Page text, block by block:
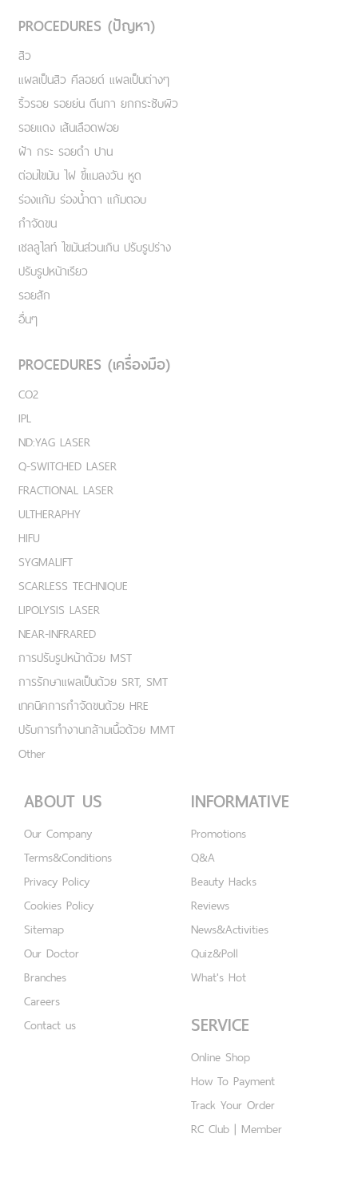
PROCEDURES (ปัญหา)
สิว
แผลเป็นสิว คีลอยด์ แผลเป็นต่างๆ
ริ้วรอย รอยย่น ตีนกา ยกกระชับผิว
รอยแดง เส้นเลือดฟอย
ฝ้า กระ รอยดำ ปาน
ต่อมไขมัน ไฝ ขี้แมลงวัน หูด
ร่องแก้ม ร่องน้ำตา แก้มตอบ
กำจัดขน
เชลลูไลท์ ไขมันส่วนเกิน ปรับรูปร่าง
ปรับรูปหน้าเรียว
รอยสัก
อื่นๆ
PROCEDURES (เครื่องมือ)
CO2
IPL
ND:YAG LASER
Q-SWITCHED LASER
FRACTIONAL LASER
ULTHERAPHY
HIFU
SYGMALIFT
SCARLESS TECHNIQUE
LIPOLYSIS LASER
NEAR-INFRARED
การปรับรูปหน้าด้วย MST
การรักษาแผลเป็นด้วย SRT, SMT
เทคนิคการกำจัดขนด้วย HRE
ปรับการทำงานกล้ามเนื้อด้วย MMT
Other
ABOUT US
Our Company
Terms&Conditions
Privacy Policy
Cookies Policy
Sitemap
Our Doctor
Branches
Careers
Contact us
INFORMATIVE
Promotions
Q&A
Beauty Hacks
Reviews
News&Activities
Quiz&Poll
What's Hot
SERVICE
Online Shop
How To Payment
Track Your Order
RC Club | Member